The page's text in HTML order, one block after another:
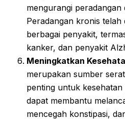
mengurangi
Peradangan kronis telah
berbagai penyakit,
kanker, dan penyakit
Meningkatkan
merupakan sumber
penting untuk
dapat membantu
mencegah konstipasi,